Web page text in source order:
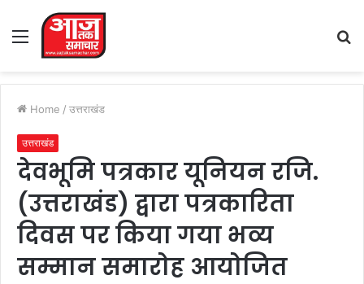
Menu
Home / उत्तराखंड
उत्तराखंड
देवभूमि पत्रकार यूनियन रजि.
(उत्तराखंड) द्वारा पत्रकारिता
दिवस पर किया गया भव्य
सम्मान समारोह आयोजित